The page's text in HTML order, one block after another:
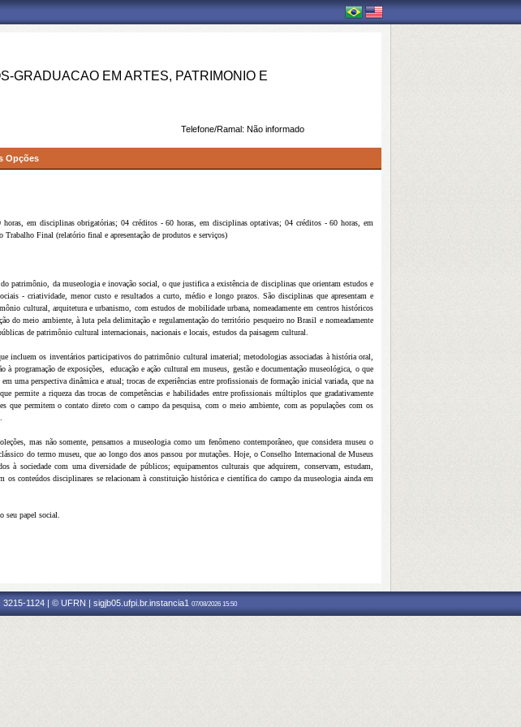
GRADUACAO EM ARTES, PATRIMONIO E
Telefone/Ramal: Não informado
Opções
em disciplinas obrigatórias; 04 créditos - 60 horas, em disciplinas optativas; 04 créditos - 60 horas, em
Final (relatório final e apresentação de produtos e serviços)
do patrimônio, da museologia e inovação social, o que justifica a existência de disciplinas que orientam estudos e
- criatividade, menor custo e resultados a curto, médio e longo prazos. São disciplinas que apresentam e
cultural, arquitetura e urbanismo, com estudos de mobilidade urbana, nomeadamente em centros históricos
do meio ambiente, à luta pela delimitação e regulamentação do território pesqueiro no Brasil e nomeadamente
de patrimônio cultural internacionais, nacionais e locais, estudos da paisagem cultural.
incluem os inventários participativos do patrimônio cultural imaterial; metodologias associadas à história oral,
programação de exposições, educação e ação cultural em museus, gestão e documentação museológica, o que
uma perspectiva dinâmica e atual; trocas de experiências entre profissionais de formação inicial variada, que na
permite a riqueza das trocas de competências e habilidades entre profissionais múltiplos que gradativamente
permitem o contato direto com o campo da pesquisa, com o meio ambiente, com as populações com os
mas não somente, pensamos a museologia como um fenômeno contemporâneo, que considera museu o
do termo museu, que ao longo dos anos passou por mutações. Hoje, o Conselho Internacional de Museus
à sociedade com uma diversidade de públicos; equipamentos culturais que adquirem, conservam, estudam,
conteúdos disciplinares se relacionam à constituição histórica e científica do campo da museologia ainda em
seu papel social.
1124 | © UFRN | sigjb05.ufpi.br.instancia1 07/08/2026 15:50